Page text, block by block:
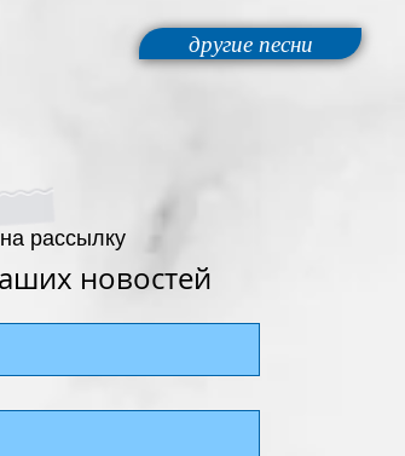
другие песни
рассылку
новостей